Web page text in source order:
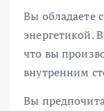
Вы обладаете
энергетикой.
что вы
внутренним
Вы